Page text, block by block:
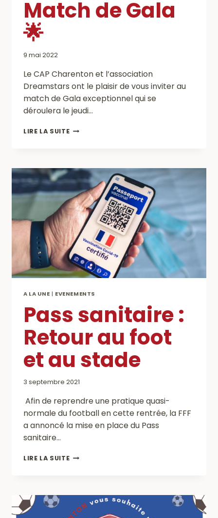
Match de Gala
🌟
9 mai 2022
Le CAP Charenton et l’association
Dreamstars ont le plaisir de vous inviter au
match de Gala exceptionnel qui se
déroulera le jeudi…
LIRE LA SUITEMATCH
A LA UNE | EVENEMENTS
Pass sanitaire :
Retour au foot
et au stade
3 septembre 2021
Afin de reprendre une pratique quasi-
normale du football en cette rentrée, la FFF
a annoncé la mise en place du Pass
sanitaire…
LIRE LA SUITEPASS
AU
FOOT
ET